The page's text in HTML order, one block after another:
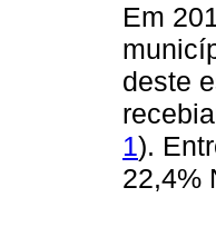
Em
deste
1).
22,4%